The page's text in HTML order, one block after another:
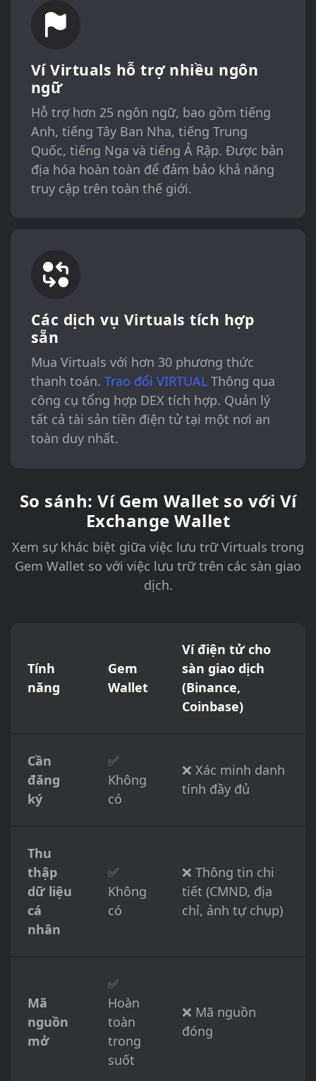
Ví Virtuals hỗ trợ nhiều ngôn
ngữ
Hỗ trợ hơn 25 ngôn ngữ, bao gồm tiếng
Anh, tiếng Tây Ban Nha, tiếng Trung
Quốc, tiếng Nga và tiếng Ả Rập. Được bản
địa hóa hoàn toàn để đảm bảo khả năng
truy cập trên toàn thế giới.
Các dịch vụ Virtuals tích hợp
sẵn
Mua Virtuals với hơn 30 phương thức
thanh toán. Trao đổi VIRTUALThông qua
công cụ tổng hợp DEX tích hợp. Quản lý
tất cả tài sản tiền điện tử tại một nơi an
toàn duy nhất.
So sánh: Ví Gem Wallet so với Ví
Exchange Wallet
Xem sự khác biệt giữa việc lưu trữ Virtuals trong
Gem Wallet so với việc lưu trữ trên các sàn giao
dịch.
Tính
năng
Gem
Wallet
Ví điện tử cho
sàn giao dịch
(Binance,
Coinbase)
Cần
đăng
ký
✅
Không
có
❌ Xác minh danh
tính đầy đủ
Thu
thập
dữ liệu
cá
nhân
✅
Không
có
❌ Thông tin chi
tiết (CMND, địa
chỉ, ảnh tự chụp)
Mã
nguồn
mở
✅
Hoàn
toàn
trong
suốt
❌ Mã nguồn
đóng